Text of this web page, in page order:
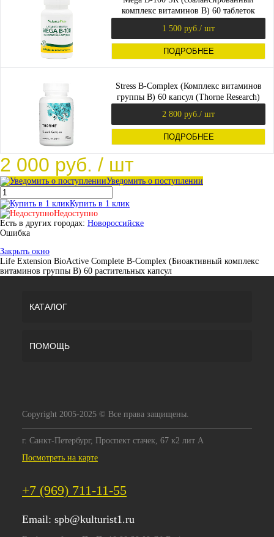
комплекс витаминов B) 60 таблеток
1 500 руб. / шт
ПОДРОБНЕЕ
Stress B-Complex (Комплекс витаминов
группы B) 60 капсул (Thorne Research)
2 800 руб. / шт
ПОДРОБНЕЕ
2 000 руб. / шт
Уведомить о поступлении
Купить в 1 клик
Недоступно
Есть в других городах: Новороссийске
Ошибка
Закрыть окно
Life Extension BioActive Complete B-Complex (Биоактивный комплекс
витаминов группы B) 60 растительных капсул
КАТАЛОГ
ПОМОЩЬ
Copyright 2005-2025 © Все права защищены.
г. Санкт-Петербург, Проспект стачек, 67 к2 лит А
Посмотреть на карте
+7 (969) 711-11-55
Email: spb@kulturist1.ru